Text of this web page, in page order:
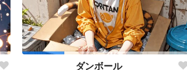
ダンボール